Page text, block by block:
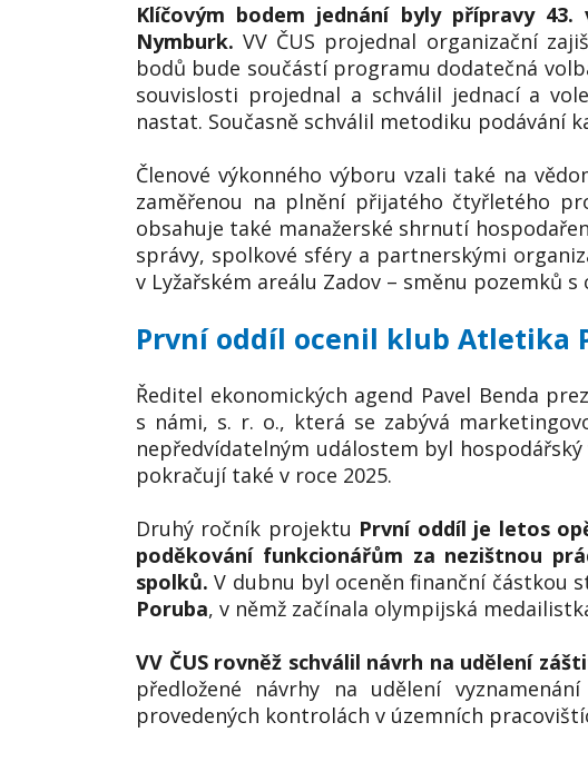
Klíčovým bodem jednání byly přípravy
Nymburk. VV ČUS projednal organizační
bodů bude součástí programu dodatečná
souvislosti projednal a schválil jednací a
nastat. Současně schválil metodiku podávání
Členové výkonného výboru vzali také na
zaměřenou na plnění přijatého čtyřletého
obsahuje také manažerské shrnutí
správy, spolkové sféry a partnerskými
v Lyžařském areálu Zadov – směnu pozemků
První oddíl ocenil klub Atletika
Ředitel ekonomických agend Pavel Benda
s námi, s. r. o., která se zabývá
nepředvídatelným událostem byl
pokračují také v roce 2025.
Druhý ročník projektu První oddíl je letos
poděkování funkcionářům za nezištnou
spolků. V dubnu byl oceněn finanční částkou
Poruba, v němž začínala olympijská
VV ČUS rovněž schválil návrh na udělení
předložené návrhy na udělení
provedených kontrolách v územních